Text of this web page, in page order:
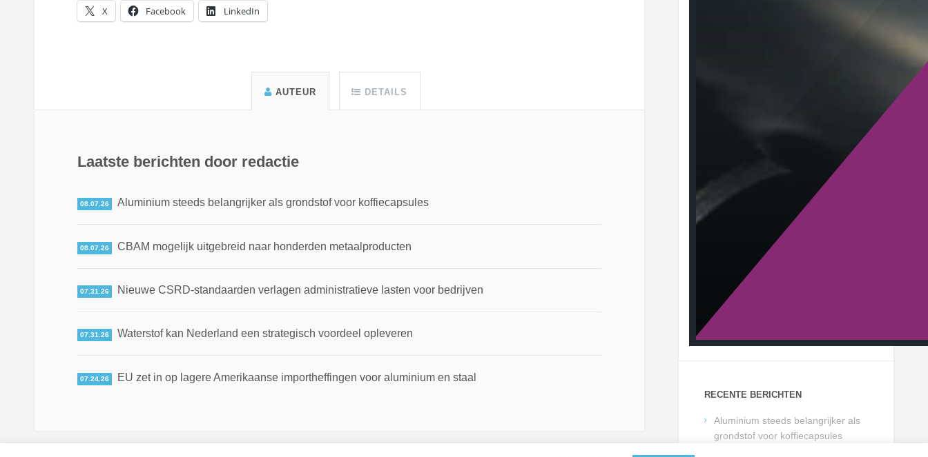
X Facebook LinkedIn
AUTEUR DETAILS
Laatste berichten door redactie
08.07.26 Aluminium steeds belangrijker als grondstof voor koffiecapsules
08.07.26 CBAM mogelijk uitgebreid naar honderden metaalproducten
07.31.26 Nieuwe CSRD-standaarden verlagen administratieve lasten voor bedrijven
07.31.26 Waterstof kan Nederland een strategisch voordeel opleveren
07.24.26 EU zet in op lagere Amerikaanse importheffingen voor aluminium en staal
RECENTE BERICHTEN
Aluminium steeds belangrijker als
grondstof voor koffiecapsules